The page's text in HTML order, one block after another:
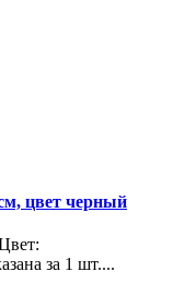
цвет черный
за 1 шт....